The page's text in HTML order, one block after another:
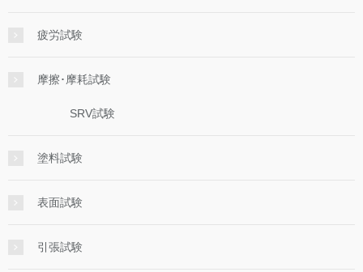
疲労試験
摩擦･摩耗試験
SRV試験
塗料試験
表面試験
引張試験